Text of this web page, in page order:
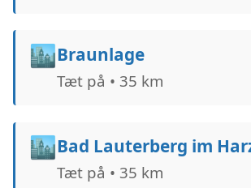
🏙️Braunlage
Tæt på • 35 km
🏙️Bad Lauterberg im
Tæt på • 35 km